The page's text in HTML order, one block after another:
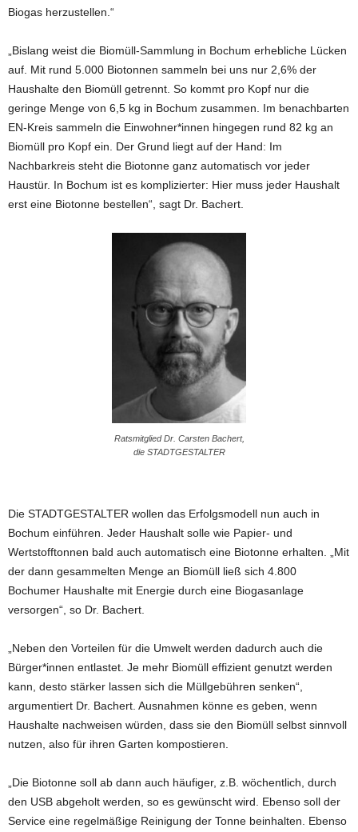
Biogas herzustellen.“
„Bislang weist die Biomüll-Sammlung in Bochum erhebliche Lücken
auf. Mit rund 5.000 Biotonnen sammeln bei uns nur 2,6% der
Haushalte den Biomüll getrennt. So kommt pro Kopf nur die
geringe Menge von 6,5 kg in Bochum zusammen. Im benachbarten
EN-Kreis sammeln die Einwohner*innen hingegen rund 82 kg an
Biomüll pro Kopf ein. Der Grund liegt auf der Hand: Im
Nachbarkreis steht die Biotonne ganz automatisch vor jeder
Haustür. In Bochum ist es komplizierter: Hier muss jeder Haushalt
erst eine Biotonne bestellen“, sagt Dr. Bachert.
Ratsmitglied Dr. Carsten Bachert,
die STADTGESTALTER
Die STADTGESTALTER wollen das Erfolgsmodell nun auch in
Bochum einführen. Jeder Haushalt solle wie Papier- und
Wertstofftonnen bald auch automatisch eine Biotonne erhalten. „Mit
der dann gesammelten Menge an Biomüll ließ sich 4.800
Bochumer Haushalte mit Energie durch eine Biogasanlage
versorgen“, so Dr. Bachert.
„Neben den Vorteilen für die Umwelt werden dadurch auch die
Bürger*innen entlastet. Je mehr Biomüll effizient genutzt werden
kann, desto stärker lassen sich die Müllgebühren senken“,
argumentiert Dr. Bachert. Ausnahmen könne es geben, wenn
Haushalte nachweisen würden, dass sie den Biomüll selbst sinnvoll
nutzen, also für ihren Garten kompostieren.
„Die Biotonne soll ab dann auch häufiger, z.B. wöchentlich, durch
den USB abgeholt werden, so es gewünscht wird. Ebenso soll der
Service eine regelmäßige Reinigung der Tonne beinhalten. Ebenso